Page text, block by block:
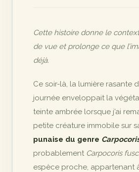
Cette histoire donne le
de vue et prolonge ce que
déjà.
Ce soir-là, la lumière rasante
journée enveloppait la
teinte ambrée lorsque j’ai
petite créature immobile sur
punaise du genre
probablement Carpocoris
espèce proche, appartenant